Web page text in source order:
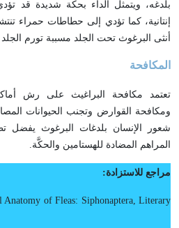
بلدغه، ويتمثل الداء بحكة شديدة قد
إنتانية، كما تؤدي إلى حطاطات حمراء
أنثى البرغوث تحت الجلد مسببة تورم
المكافحة
تعتمد مكافحة البراغيث على رش
ومكافحة القوارض وتجنب الحيوانات
شعور الإنسان بلدغات البرغوث يفضل
المراهم المضادة للهستامين والحكَّة.
مراجع للاستزادة:
Anatomy of Fleas: Siphonaptera, Literary